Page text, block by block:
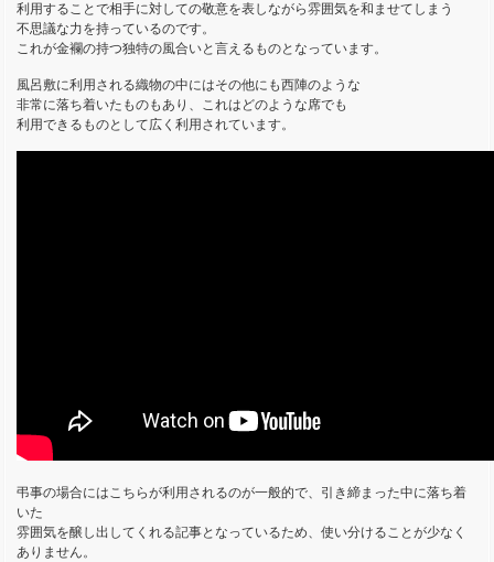
利用することで相手に対しての敬意を表しながら雰囲気を和ませてしまう
不思議な力を持っているのです。
これが金襴の持つ独特の風合いと言えるものとなっています。
風呂敷に利用される織物の中にはその他にも西陣のような
非常に落ち着いたものもあり、これはどのような席でも
利用できるものとして広く利用されています。
弔事の場合にはこちらが利用されるのが一般的で、引き締まった中に落ち着
いた
雰囲気を醸し出してくれる記事となっているため、使い分けることが少なく
ありません。